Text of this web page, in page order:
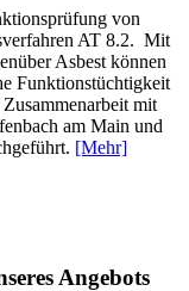
von
AT 8.2. Mit
Asbest können
Funktionstüchtigkeit
mit
am Main und
[Mehr]
Angebots